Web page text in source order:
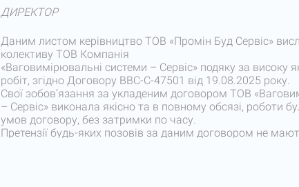
ДИРЕКТОР
Даним листом керівництво ТОВ «Промін Буд Сервіс»
колективу ТОВ Компанія
«Ваговимірювальні системи – Сервіс» подяку за високу
робіт, згідно Договору ВВС-С-47501 від 19.08.2025 року.
Свої зобов’язання за укладеним договором ТОВ
– Сервіс» виконала якісно та в повному обсязі, роботи
умов договору, без затримки по часу.
Претензії будь-яких позовів за даним договором не